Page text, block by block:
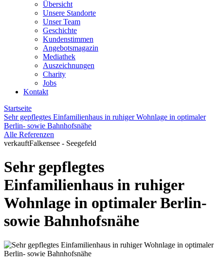
Übersicht
Unsere Standorte
Unser Team
Geschichte
Kundenstimmen
Angebotsmagazin
Mediathek
Auszeichnungen
Charity
Jobs
Kontakt
Startseite
Sehr gepflegtes Einfamilienhaus in ruhiger Wohnlage in optimaler
Berlin- sowie Bahnhofsnähe
Alle Referenzen
verkauftFalkensee - Seegefeld
Sehr gepflegtes
Einfamilienhaus in ruhiger
Wohnlage in optimaler Berlin-
sowie Bahnhofsnähe